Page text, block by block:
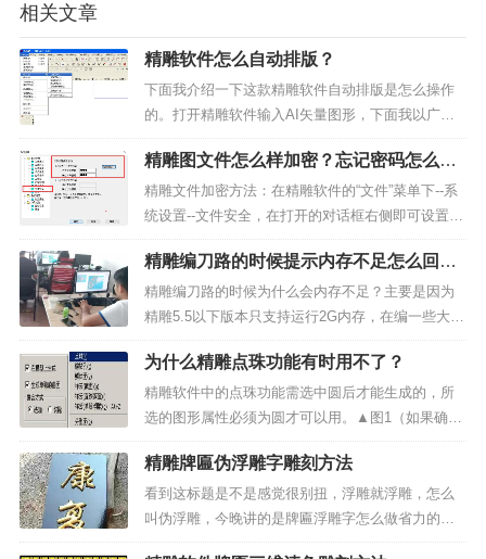
相关文章
精雕软件怎么自动排版？
下面我介绍一下这款精雕软件自动排版是怎么操作
的。打开精雕软件输入AI矢量图形，下面我以广告
字制作的矢量图形为例，为大家演式一下排版的方
法，大家可以看一下，很容易懂的，希望大家举一
反三。▲图1 打开精雕软件输入AI矢量图形自动排样
的过程：1、...
精雕图文件怎么样加密？忘记密码怎么
办?
精雕文件加密方法：在精雕软件的“文件”菜单下--系
统设置--文件安全，在打开的对话框右侧即可设置密
码。▲图1 文件加密设置界面精雕图密码忘记怎么
办?精雕软件安装中有一个破解密码的插件，打开插
件后，选择文件，打开文件就会直接显示精雕图的
密码，...
精雕编刀路的时候提示内存不足怎么回
事？
精雕编刀路的时候为什么会内存不足？主要是因为
精雕5.5以下版本只支持运行2G内存，在编一些大的
模型的刀路时，由于数据量过大，所以会造成内存
不足，软件崩溃。▲图1 精雕刀路编程提示内存不足
的解的一种方法是把一个模型分多次编刀路，然后
一起输出路...
为什么精雕点珠功能有时用不了？
精雕软件中的点珠功能需选中圆后才能生成的，所
选的图形属性必须为圆才可以用。▲图1（如果确定
是圆，但是仍然不能起点珠，可以在圆内填好颜
色，拾取当前颜色，再使用点珠。）这类似于捕捉
圆心时图形属性必须为圆，类似的功能还有“镶钻
孔”。在装饰品制造行...
精雕牌匾伪浮雕字雕刻方法
看到这标题是不是感觉很别扭，浮雕就浮雕，怎么
叫伪浮雕，今晚讲的是牌匾浮雕字怎么做省力的方
法，先看成品再说说怎么做的。▲图1 伪浮雕字这种